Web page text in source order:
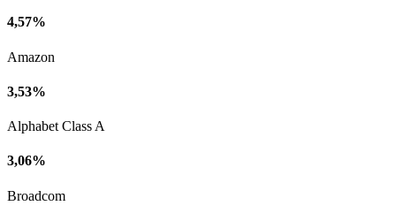
4,57%
Amazon
3,53%
Alphabet Class A
3,06%
Broadcom